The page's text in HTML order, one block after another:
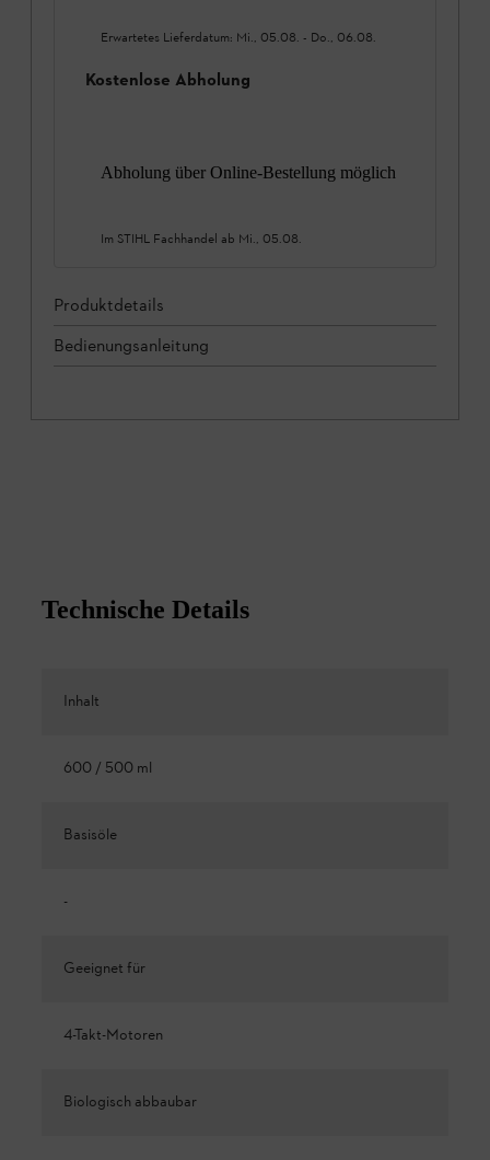
Erwartetes Lieferdatum: Mi., 05.08. - Do., 06.08.
Kostenlose Abholung
Abholung über Online-Bestellung möglich
Im STIHL Fachhandel ab Mi., 05.08.
Produktdetails
Bedienungsanleitung
Technische Details
Inhalt
600 / 500 ml
Basisöle
-
Geeignet für
4-Takt-Motoren
Biologisch abbaubar